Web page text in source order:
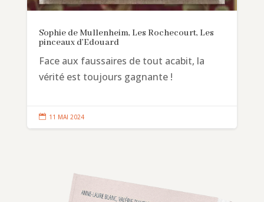
Sophie de Mullenheim, Les Rochecourt, Les
pinceaux d’Edouard
Face aux faussaires de tout acabit, la
vérité est toujours gagnante !
 11 MAI 2024